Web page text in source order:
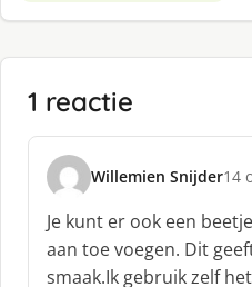
1 reactie
Willemien Snijder
s
c
h
r
e
14
Je kunt er ook een
aan toe voegen. Dit
smaak.Ik gebruik zelf